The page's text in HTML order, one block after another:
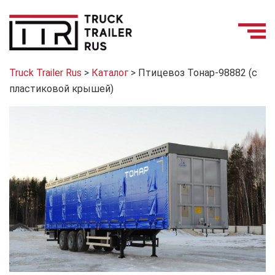
Truck Trailer Rus > Каталог > Птицевоз Тонар-98882 (с
пластиковой крышей)